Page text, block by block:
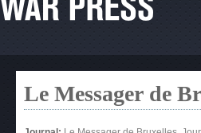
Le Messager de